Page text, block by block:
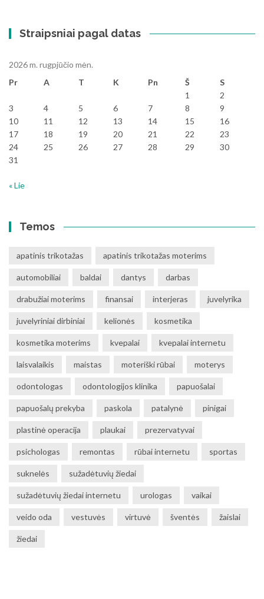
Straipsniai pagal datas
2026 m. rugpjūčio mėn.
Pr
A T K Pn Š
S
1
2
3
4 5 6 7 8
9
10
11 12 13 14 15
16
17
18 19 20 21 22
23
24
25 26 27 28 29
30
31
« Lie
Temos
apatinis trikotažas apatinis trikotažas moterims
automobiliai baldai dantys darbas
drabužiai moterims finansai interjeras juvelyrika
juvelyriniai dirbiniai kelionės kosmetika
kosmetika moterims kvepalai kvepalai internetu
laisvalaikis maistas moteriški rūbai moterys
odontologas odontologijos klinika papuošalai
papuošalų prekyba paskola patalynė pinigai
plastinė operacija plaukai prezervatyvai
psichologas remontas rūbai internetu sportas
suknelės sužadėtuvių žiedai
sužadėtuvių žiedai internetu urologas vaikai
veido oda vestuvės virtuvė šventės žaislai
žiedai